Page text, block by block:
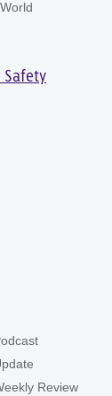
Review